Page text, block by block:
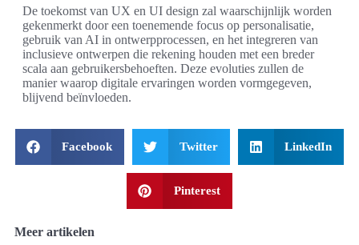
De toekomst van UX en UI design zal waarschijnlijk worden
gekenmerkt door een toenemende focus op personalisatie,
gebruik van AI in ontwerpprocessen, en het integreren van
inclusieve ontwerpen die rekening houden met een breder
scala aan gebruikersbehoeften. Deze evoluties zullen de
manier waarop digitale ervaringen worden vormgegeven,
blijvend beïnvloeden.
Facebook Twitter LinkedIn
Pinterest
Meer artikelen